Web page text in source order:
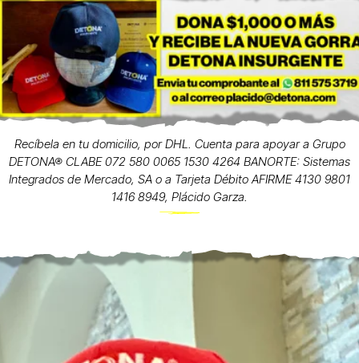
Recíbela en tu domicilio, por DHL. Cuenta para apoyar a Grupo
DETONA® CLABE 072 580 0065 1530 4264 BANORTE: Sistemas
Integrados de Mercado, SA o a Tarjeta Débito AFIRME 4130 9801
1416 8949, Plácido Garza.